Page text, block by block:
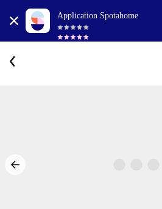
Application Spotahome